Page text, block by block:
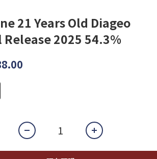
21 Years Old Diageo
2025 54.3%